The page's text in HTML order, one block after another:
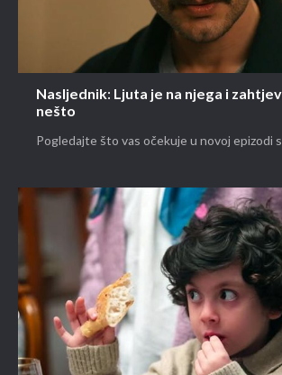
Nasljednik: Ljuta je na njega i
nešto
Pogledajte što vas očekuje u novoj epizodi